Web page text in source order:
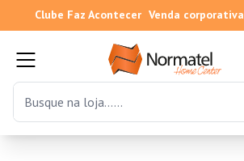
Clube Faz Acontecer Venda corporativa